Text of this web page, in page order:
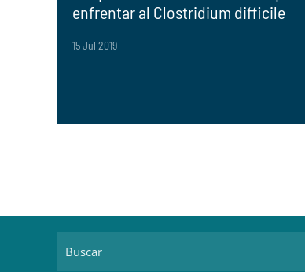
enfrentar al Clostridium difficile
15 Jul 2019